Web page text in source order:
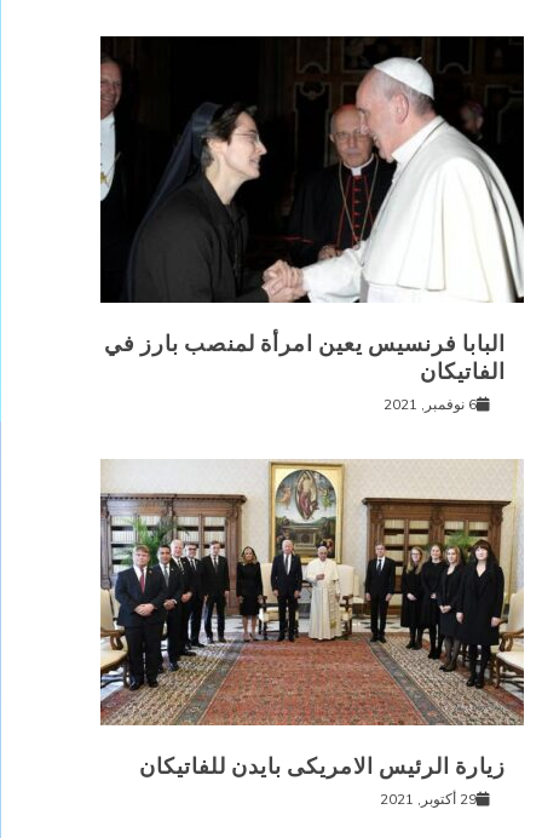
البابا فرنسيس يعين امرأة لمنصب بارز في
الفاتيكان
6 نوفمبر, 2021
زيارة الرئيس الامريكى بايدن للفاتيكان
29 أكتوبر, 2021